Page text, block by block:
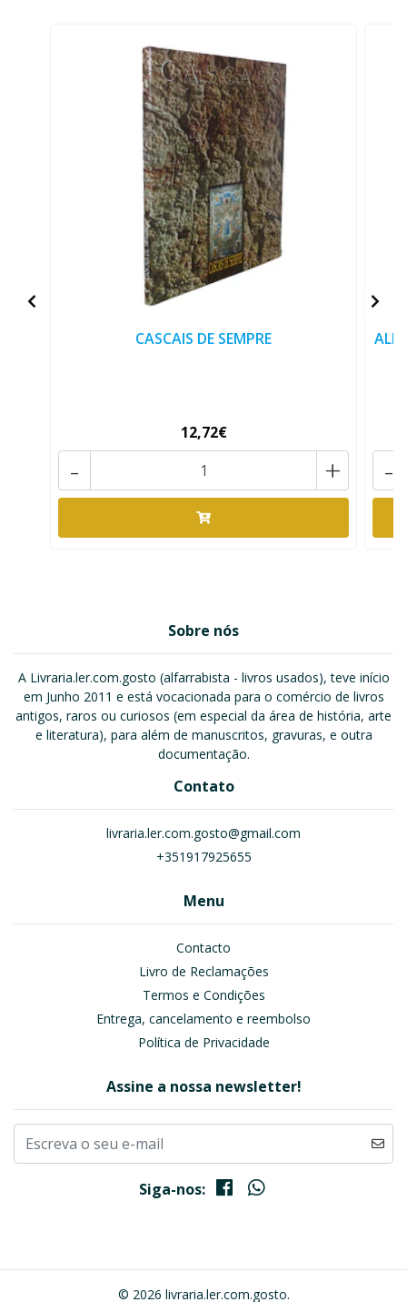
CASCAIS DE SEMPRE
12,72€
+
- -
Sobre nós
A Livraria.ler.com.gosto (alfarrabista - livros usados), teve início
em Junho 2011 e está vocacionada para o comércio de livros
antigos, raros ou curiosos (em especial da área de história, arte
e literatura), para além de manuscritos, gravuras, e outra
documentação.
Contato
livraria.ler.com.gosto@gmail.com
+351917925655
Menu
Contacto
Livro de Reclamações
Termos e Condições
Entrega, cancelamento e reembolso
Política de Privacidade
Assine a nossa newsletter!
Siga-nos:
© 2026 livraria.ler.com.gosto.